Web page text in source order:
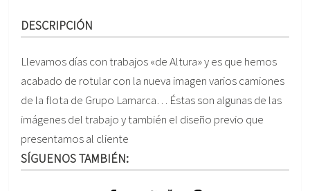
DESCRIPCIÓN
Llevamos días con trabajos «de Altura» y es que hemos
acabado de rotular con la nueva imagen varios camiones
de la flota de Grupo Lamarca… Éstas son algunas de las
imágenes del trabajo y también el diseño previo que
presentamos al cliente
SÍGUENOS TAMBIÉN: